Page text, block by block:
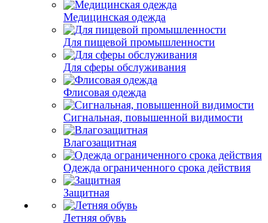
Медицинская одежда
Для пищевой промышленности
Для сферы обслуживания
Флисовая одежда
Сигнальная, повышенной видимости
Влагозащитная
Одежда ограниченного срока действия
Защитная
Летняя обувь